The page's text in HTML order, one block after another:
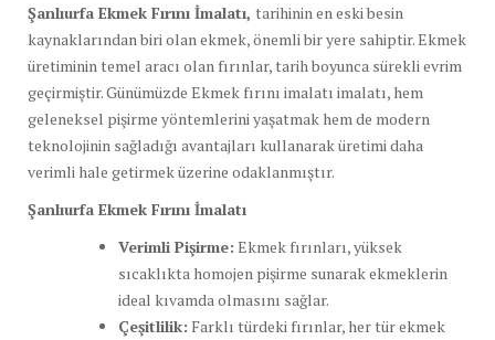
Şanlıurfa Ekmek Fırını İmalatı, tarihinin en eski besin
kaynaklarından biri olan ekmek, önemli bir yere sahiptir. Ekmek
üretiminin temel aracı olan fırınlar, tarih boyunca sürekli evrim
geçirmiştir. Günümüzde Ekmek fırını imalatı imalatı, hem
geleneksel pişirme yöntemlerini yaşatmak hem de modern
teknolojinin sağladığı avantajları kullanarak üretimi daha
verimli hale getirmek üzerine odaklanmıştır.
Şanlıurfa Ekmek Fırını İmalatı
Verimli Pişirme: Ekmek fırınları, yüksek
sıcaklıkta homojen pişirme sunarak ekmeklerin
ideal kıvamda olmasını sağlar.
Çeşitlilik: Farklı türdeki fırınlar, her tür ekmek